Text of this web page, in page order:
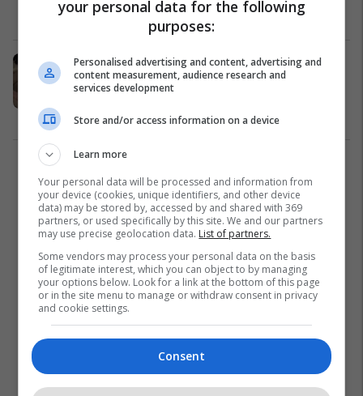
Interesante 01/01/2018
Paguan për të parë kafshët në
kopshtin zoologjik, por befasohen
çka shohin aty (Video)
Dështime 03/12/2017
your personal data for the following
purposes:
Personalised advertising and content, advertising and
content measurement, audience research and
services development
Store and/or access information on a device
Learn more
Your personal data will be processed and information from
your device (cookies, unique identifiers, and other device
data) may be stored by, accessed by and shared with 369
partners, or used specifically by this site. We and our partners
may use precise geolocation data. List of partners.
Some vendors may process your personal data on the basis
of legitimate interest, which you can object to by managing
your options below. Look for a link at the bottom of this page
or in the site menu to manage or withdraw consent in privacy
and cookie settings.
Consent